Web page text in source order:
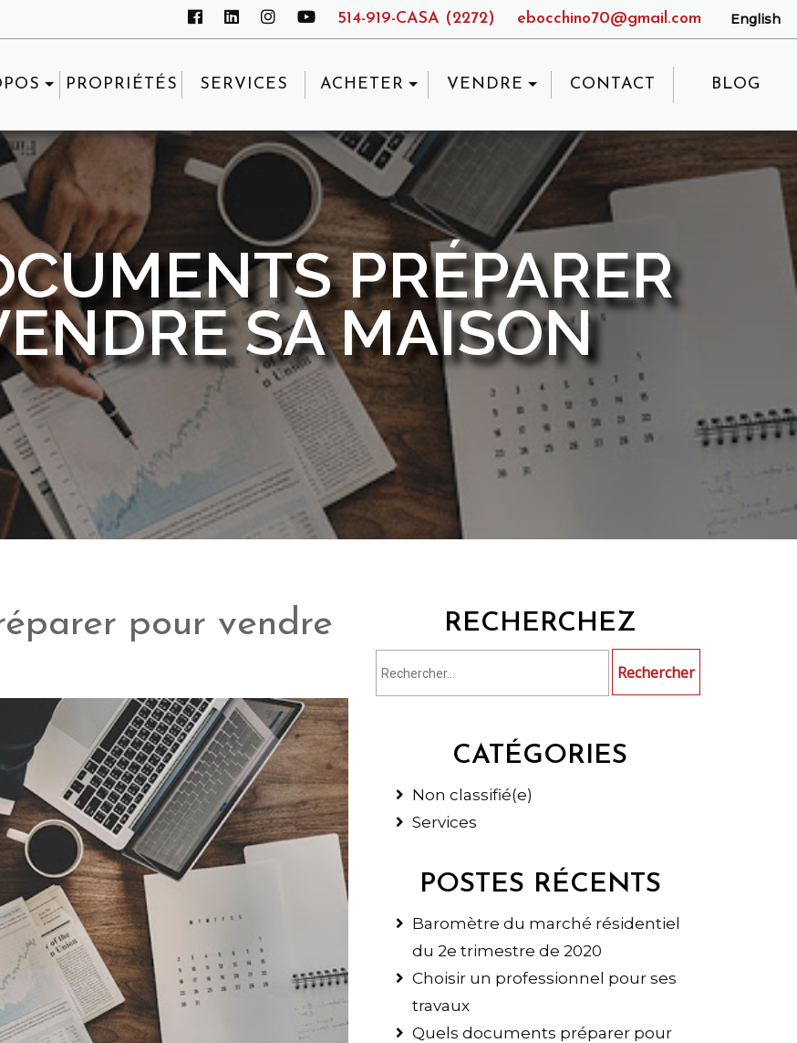
514-919-CASA (2272) ebocchino70@gmail.com English
PROPRIÉTÉS SERVICES ACHETER VENDRE CONTACT BLOG
PRÉPARER
SA MAISON
pour vendre
RECHERCHEZ
CATÉGORIES
Non classifié(e)
Services
POSTES RÉCENTS
Baromètre du marché résidentiel
du 2e trimestre de 2020
Choisir un professionnel pour ses
travaux
Quels documents préparer pour